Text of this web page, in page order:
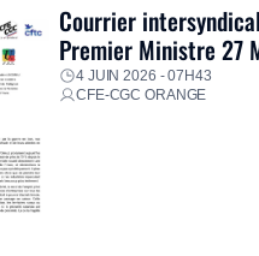
Courrier
Premier Ministre 27
4 JUIN 2026 - 07H43
CFE-CGC ORANGE